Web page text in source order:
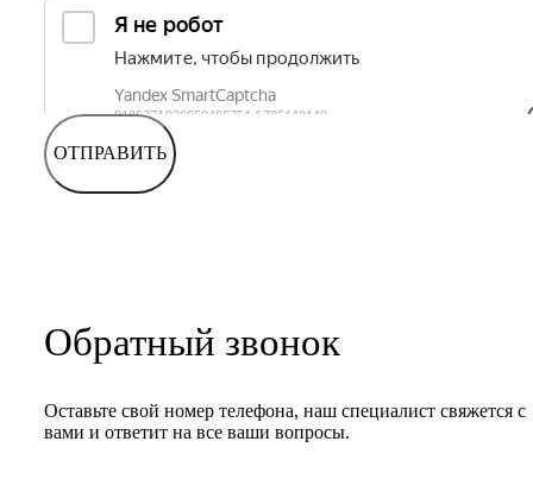
ОТПРАВИТЬ
Обратный звонок
Оставьте свой номер телефона, наш специалист свяжется с
вами и ответит на все ваши вопросы.